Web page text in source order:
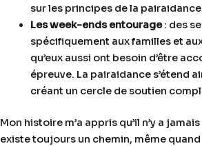
sur les principes de la
Les week-ends entourage: des
spécifiquement aux familles et
qu’eux aussi ont besoin d’être
épreuve. La pairaidance s’étend
créant un cercle de soutien
Mon histoire m’a appris qu’il n’y a
existe toujours un chemin, même